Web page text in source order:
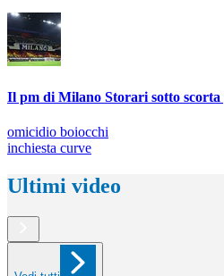
Il pm di Milano Storari sotto scorta
omicidio boiocchi
inchiesta curve
Ultimi video